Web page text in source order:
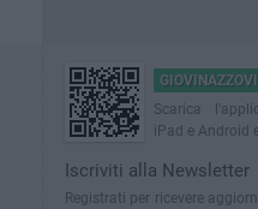
Scarica
iPad e Android
Iscriviti alla Newsletter
Registrati per ricevere